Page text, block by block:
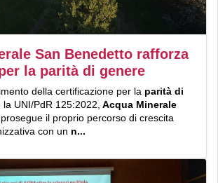
San Benedetto rafforza
la parità di genere
della certificazione per la parità di
UNI/PdR 125:2022, Acqua Minerale
prosegue il proprio percorso di crescita
con un n...